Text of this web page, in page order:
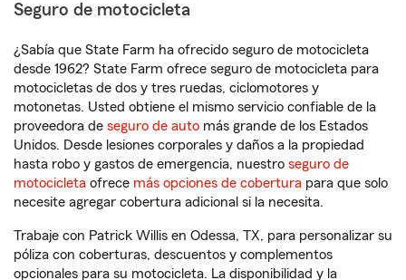
Seguro de motocicleta
¿Sabía que State Farm ha ofrecido seguro de motocicleta
desde 1962? State Farm ofrece seguro de motocicleta para
motocicletas de dos y tres ruedas, ciclomotores y
motonetas. Usted obtiene el mismo servicio confiable de la
proveedora de seguro de auto más grande de los Estados
Unidos. Desde lesiones corporales y daños a la propiedad
hasta robo y gastos de emergencia, nuestro seguro de
motocicleta ofrece más opciones de cobertura para que solo
necesite agregar cobertura adicional si la necesita.
Trabaje con Patrick Willis en Odessa, TX, para personalizar su
póliza con coberturas, descuentos y complementos
opcionales para su motocicleta. La disponibilidad y la